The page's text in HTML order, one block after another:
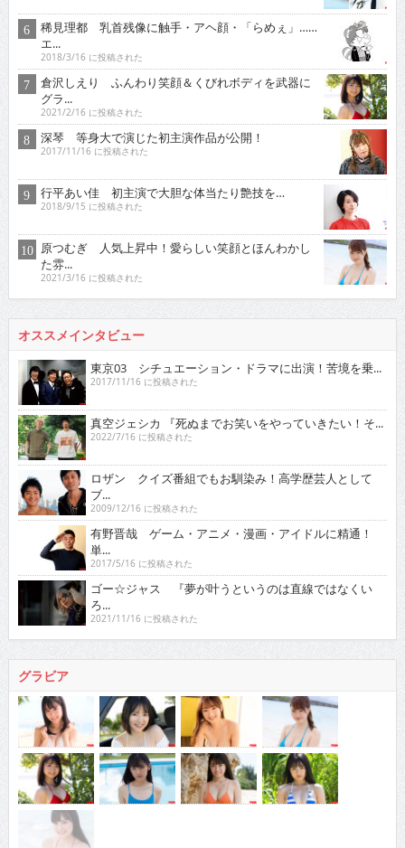
稀見理都 乳首残像に触手・アヘ顔・「らめぇ」……
エ...
2018/3/16 に投稿された
倉沢しえり ふんわり笑顔＆くびれボディを武器に
グラ...
2021/2/16 に投稿された
深琴 等身大で演じた初主演作品が公開！
2017/11/16 に投稿された
行平あい佳 初主演で大胆な体当たり艶技を…
2018/9/15 に投稿された
原つむぎ 人気上昇中！愛らしい笑顔とほんわかし
た雰...
2021/3/16 に投稿された
オススメインタビュー
東京03 シチュエーション・ドラマに出演！苦境を乗...
2017/11/16 に投稿された
真空ジェシカ 『死ぬまでお笑いをやっていきたい！そ...
2022/7/16 に投稿された
ロザン クイズ番組でもお馴染み！高学歴芸人として
ブ...
2009/12/16 に投稿された
有野晋哉 ゲーム・アニメ・漫画・アイドルに精通！
単...
2017/5/16 に投稿された
ゴー☆ジャス 『夢が叶うというのは直線ではなくい
ろ...
2021/11/16 に投稿された
グラビア